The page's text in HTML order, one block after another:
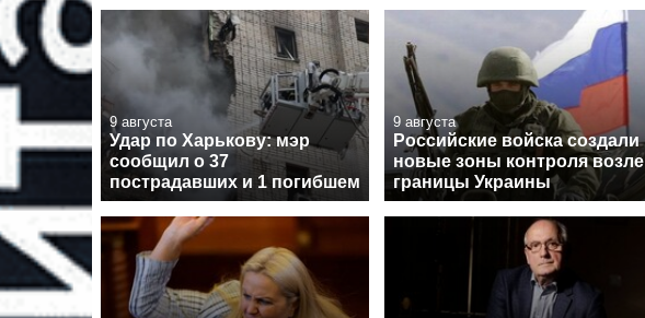
9 августа
Удар по Харькову: мэр
сообщил о 37
пострадавших и 1 погибшем
9 августа
Российские войска создали
новые зоны контроля возле
границы Украины